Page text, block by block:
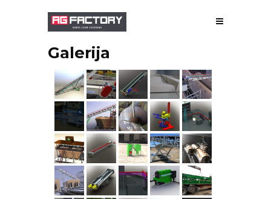
PAR MUMS
RAŽOŠANA
PROJEKTĒŠANA
GALERIJA
PAVEIKTIE DARBI
Galerija